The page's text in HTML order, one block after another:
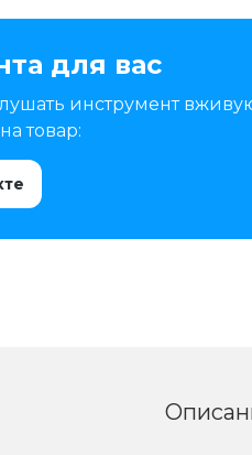
для вас
инструмент
товар: